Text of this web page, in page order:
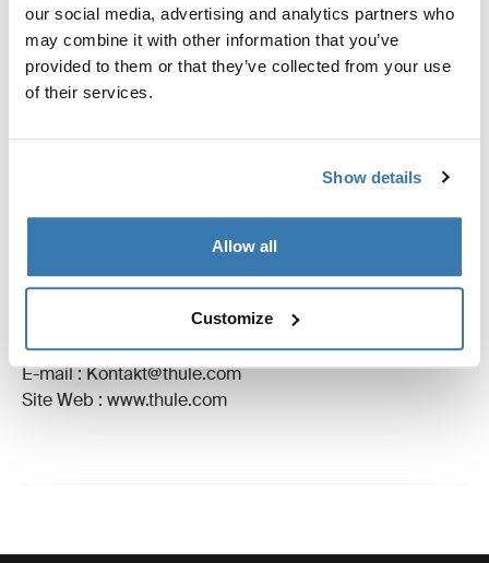
our social media, advertising and analytics partners who
may combine it with other information that you’ve
provided to them or that they’ve collected from your use
of their services.
Show details
Allow all
Customize
Toggle techspec
Caractéristiques techniques
Toggle guides and instructions
Instructions
Commentaires
Informations de fabrication
Nom du fabricant : Thule Sweden
Adresse du fabricant : Borggatan 5, 335 73 Hillerstorp,
Suède
E-mail : Kontakt@thule.com
Site Web : www.thule.com